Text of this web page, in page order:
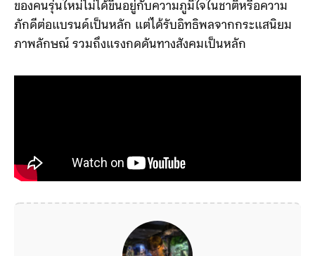
ของคนรุ่นใหม่ไม่ได้ขึ้นอยู่กับความภูมิใจในชาติหรือความ
ภักดีต่อแบรนด์เป็นหลัก แต่ได้รับอิทธิพลจากกระแสนิยม
ภาพลักษณ์ รวมถึงแรงกดดันทางสังคมเป็นหลัก